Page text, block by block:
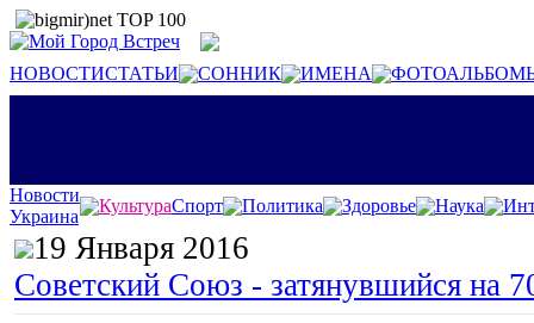
НОВОСТИСТАТЬИ СОННИК ИМЕНА
Новости
Украина
КультураСпорт Политика Здоровье Наука
19 Января 2016
Советский Союз - затянувшийся на